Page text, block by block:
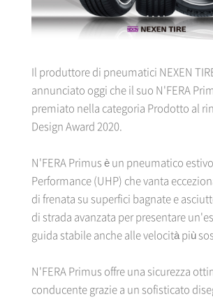
Il produttore di pneumatici NEXEN
annunciato oggi che il suo N'FERA
premiato nella categoria Prodotto al
Design Award 2020.
N'FERA Primus è un pneumatico
Performance (UHP) che vanta
di frenata su superfici bagnate e
di strada avanzata per presentare
guida stabile anche alle velocità più
N'FERA Primus offre una sicurezza
conducente grazie a un sofisticato